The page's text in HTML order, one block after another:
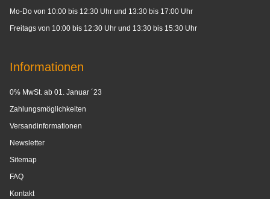
Mo-Do von 10:00 bis 12:30 Uhr und 13:30 bis 17:00 Uhr
Freitags von 10:00 bis 12:30 Uhr und 13:30 bis 15:30 Uhr
Informationen
0% MwSt. ab 01. Januar ´23
Zahlungsmöglichkeiten
Versandinformationen
Newsletter
Sitemap
FAQ
Kontakt